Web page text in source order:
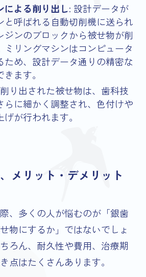
による削り出し: 設計データが
と呼ばれる自動切削機に送られ
ジンのブロックから被せ物が削
ミリングマシンはコンピュータ
ため、設計データ通りの精密な
ます。
り出された被せ物は、歯科技
らに細かく調整され、色付けや
が行われます。
、メリット・デメリット
、多くの人が悩むのが「銀歯
物にするか」ではないでしょ
ろん、耐久性や費用、治療期
点はたくさんあります。